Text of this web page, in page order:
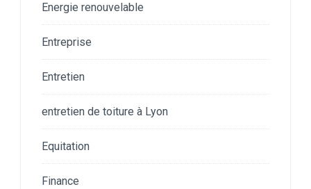
Energie renouvelable
Entreprise
Entretien
entretien de toiture à Lyon
Equitation
Finance